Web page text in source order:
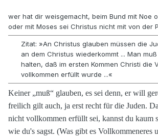
wer hat dir weisgemacht, beim Bund mit Noe
oder mit Moses sei Christus nicht mit von der
Zitat: »An Christus glauben müssen die
an dem Christus wiederkommt ... Man
halten, daß im ersten Kommen Christi die
vollkommen erfüllt wurde ...«
Keiner „muß“ glauben, es sei denn, er will
freilich gilt auch, ja erst recht für die Juden.
nicht vollkommen erfüllt sei, kannst du kaum
wie du's sagst. (Was gibt es Vollkommeneres